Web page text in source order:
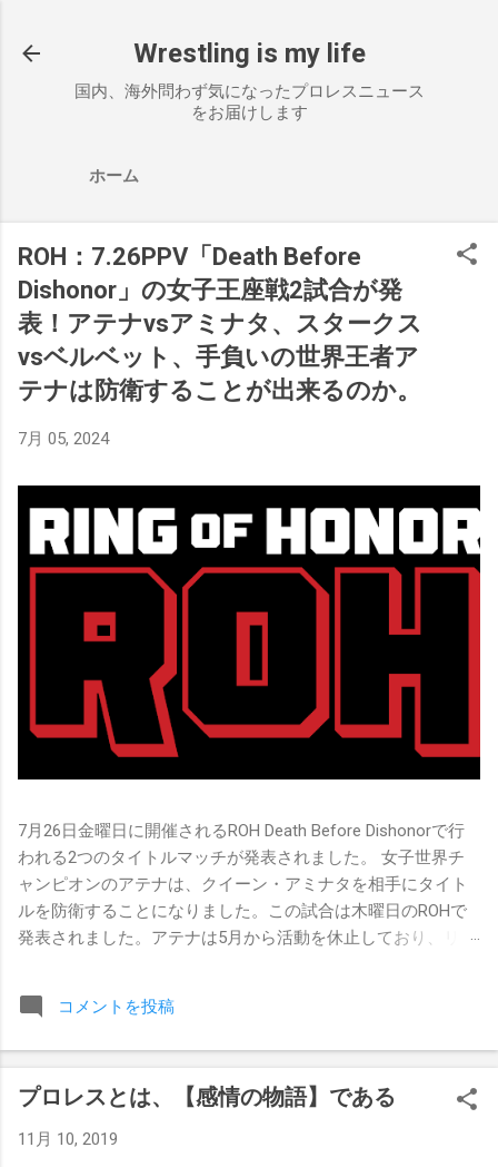
Wrestling is my life
国内、海外問わず気になったプロレスニュース
をお届けします
ホーム
ROH：7.26PPV「Death Before
Dishonor」の女子王座戦2試合が発
表！アテナvsアミナタ、スタークス
vsベルベット、手負いの世界王者ア
テナは防衛することが出来るのか。
7月 05, 2024
7月26日金曜日に開催されるROH Death Before Dishonorで行
われる2つのタイトルマッチが発表されました。 女子世界チ
ャンピオンのアテナは、クイーン・アミナタを相手にタイト
ルを防衛することになりました。この試合は木曜日のROHで
発表されました。アテナは5月から活動を休止しており、リン
女子世界チャンピオンは5月の最後の試合で怪我の恐怖に苦し
みましたが、それはストーリーの中で誇張されています。 ア
でタイトルを防衛します。PPVでレッド・ベルベッドを相手
にROH Women's TV 王座の防衛戦を行います。 木曜日の放送
Proving Groundの試合でウィーラー・ユータとタイムリミット
コメントを投稿
プロレスとは、【感情の物語】である
11月 10, 2019